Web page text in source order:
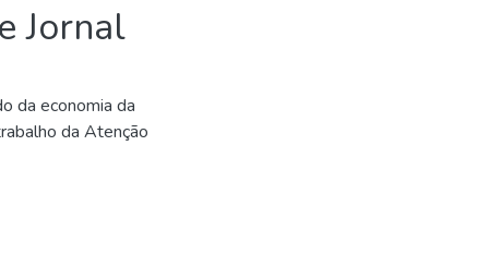
Jornal
da economia da
da Atenção